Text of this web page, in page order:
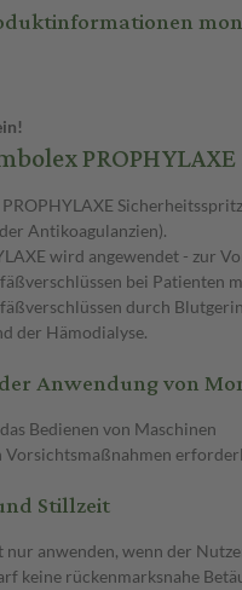
Antikoagulanzien).
wird angewendet - zur
bei
durch
der Hämodialyse.
Anwendung von
Bedienen von Maschinen
Vorsichtsmaßnahmen
Stillzeit
nur anwenden, wenn der
keine rückenmarksnahe